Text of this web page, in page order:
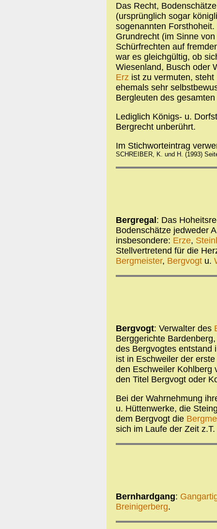
Das Recht,
(ursprünglich sogar
sogenannten
Grundrecht (im Sinne
Schürfrechten auf
war es gleichgültig, ob
Wiesenland, Busch oder
Erz ist zu vermuten,
ehemals sehr
Bergleuten des
Lediglich Königs- u.
Bergrecht unberührt.
Im Stichworteintrag
SCHREIBER, K. und H. (1993)
Bergregal: Das
Bodenschätze jedweder
insbesondere: Erze,
Stellvertretend für die
Bergmeister, Bergvogtu.
Bergvogt: Verwalter des
Berggerichte
des Bergvogtes entstand
ist in Eschweiler der
den Eschweiler Kohlberg
den Titel Bergvogt oder
Bei der Wahrnehmung
u. Hüttenwerke, die
dem Bergvogt die
sich im Laufe der Zeit
Bernhardgang:
Breinigerberg.